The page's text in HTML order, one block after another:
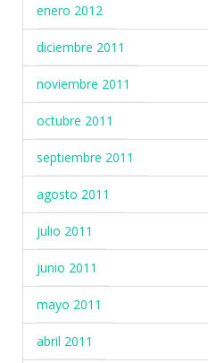
enero 2012
diciembre 2011
noviembre 2011
octubre 2011
septiembre 2011
agosto 2011
julio 2011
junio 2011
mayo 2011
abril 2011